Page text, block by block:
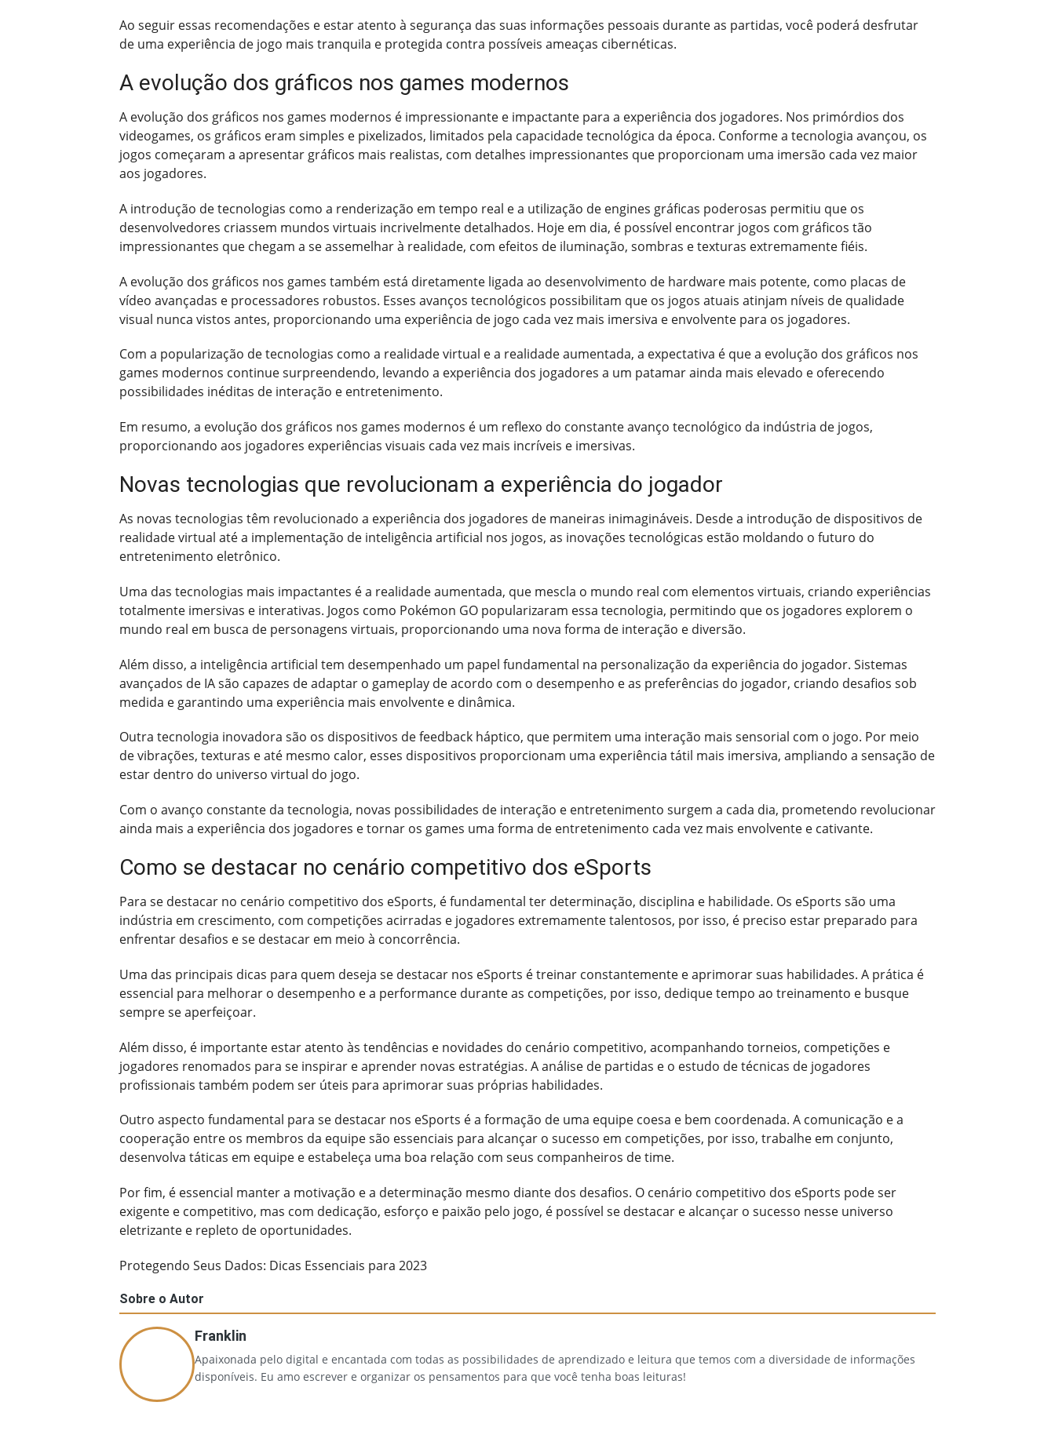
Ao seguir essas recomendações e estar atento à segurança das suas informações pessoais durante as partidas, você poderá desfrutar
de uma experiência de jogo mais tranquila e protegida contra possíveis ameaças cibernéticas.
A evolução dos gráficos nos games modernos
A evolução dos gráficos nos games modernos é impressionante e impactante para a experiência dos jogadores. Nos primórdios dos
videogames, os gráficos eram simples e pixelizados, limitados pela capacidade tecnológica da época. Conforme a tecnologia avançou, os
jogos começaram a apresentar gráficos mais realistas, com detalhes impressionantes que proporcionam uma imersão cada vez maior
aos jogadores.
A introdução de tecnologias como a renderização em tempo real e a utilização de engines gráficas poderosas permitiu que os
desenvolvedores criassem mundos virtuais incrivelmente detalhados. Hoje em dia, é possível encontrar jogos com gráficos tão
impressionantes que chegam a se assemelhar à realidade, com efeitos de iluminação, sombras e texturas extremamente fiéis.
A evolução dos gráficos nos games também está diretamente ligada ao desenvolvimento de hardware mais potente, como placas de
vídeo avançadas e processadores robustos. Esses avanços tecnológicos possibilitam que os jogos atuais atinjam níveis de qualidade
visual nunca vistos antes, proporcionando uma experiência de jogo cada vez mais imersiva e envolvente para os jogadores.
Com a popularização de tecnologias como a realidade virtual e a realidade aumentada, a expectativa é que a evolução dos gráficos nos
games modernos continue surpreendendo, levando a experiência dos jogadores a um patamar ainda mais elevado e oferecendo
possibilidades inéditas de interação e entretenimento.
Em resumo, a evolução dos gráficos nos games modernos é um reflexo do constante avanço tecnológico da indústria de jogos,
proporcionando aos jogadores experiências visuais cada vez mais incríveis e imersivas.
Novas tecnologias que revolucionam a experiência do jogador
As novas tecnologias têm revolucionado a experiência dos jogadores de maneiras inimagináveis. Desde a introdução de dispositivos de
realidade virtual até a implementação de inteligência artificial nos jogos, as inovações tecnológicas estão moldando o futuro do
entretenimento eletrônico.
Uma das tecnologias mais impactantes é a realidade aumentada, que mescla o mundo real com elementos virtuais, criando experiências
totalmente imersivas e interativas. Jogos como Pokémon GO popularizaram essa tecnologia, permitindo que os jogadores explorem o
mundo real em busca de personagens virtuais, proporcionando uma nova forma de interação e diversão.
Além disso, a inteligência artificial tem desempenhado um papel fundamental na personalização da experiência do jogador. Sistemas
avançados de IA são capazes de adaptar o gameplay de acordo com o desempenho e as preferências do jogador, criando desafios sob
medida e garantindo uma experiência mais envolvente e dinâmica.
Outra tecnologia inovadora são os dispositivos de feedback háptico, que permitem uma interação mais sensorial com o jogo. Por meio
de vibrações, texturas e até mesmo calor, esses dispositivos proporcionam uma experiência tátil mais imersiva, ampliando a sensação de
estar dentro do universo virtual do jogo.
Com o avanço constante da tecnologia, novas possibilidades de interação e entretenimento surgem a cada dia, prometendo revolucionar
ainda mais a experiência dos jogadores e tornar os games uma forma de entretenimento cada vez mais envolvente e cativante.
Como se destacar no cenário competitivo dos eSports
Para se destacar no cenário competitivo dos eSports, é fundamental ter determinação, disciplina e habilidade. Os eSports são uma
indústria em crescimento, com competições acirradas e jogadores extremamente talentosos, por isso, é preciso estar preparado para
enfrentar desafios e se destacar em meio à concorrência.
Uma das principais dicas para quem deseja se destacar nos eSports é treinar constantemente e aprimorar suas habilidades. A prática é
essencial para melhorar o desempenho e a performance durante as competições, por isso, dedique tempo ao treinamento e busque
sempre se aperfeiçoar.
Além disso, é importante estar atento às tendências e novidades do cenário competitivo, acompanhando torneios, competições e
jogadores renomados para se inspirar e aprender novas estratégias. A análise de partidas e o estudo de técnicas de jogadores
profissionais também podem ser úteis para aprimorar suas próprias habilidades.
Outro aspecto fundamental para se destacar nos eSports é a formação de uma equipe coesa e bem coordenada. A comunicação e a
cooperação entre os membros da equipe são essenciais para alcançar o sucesso em competições, por isso, trabalhe em conjunto,
desenvolva táticas em equipe e estabeleça uma boa relação com seus companheiros de time.
Por fim, é essencial manter a motivação e a determinação mesmo diante dos desafios. O cenário competitivo dos eSports pode ser
exigente e competitivo, mas com dedicação, esforço e paixão pelo jogo, é possível se destacar e alcançar o sucesso nesse universo
eletrizante e repleto de oportunidades.
Protegendo Seus Dados: Dicas Essenciais para 2023
Sobre o Autor
Franklin
Apaixonada pelo digital e encantada com todas as possibilidades de aprendizado e leitura que temos com a diversidade de informações
disponíveis. Eu amo escrever e organizar os pensamentos para que você tenha boas leituras!